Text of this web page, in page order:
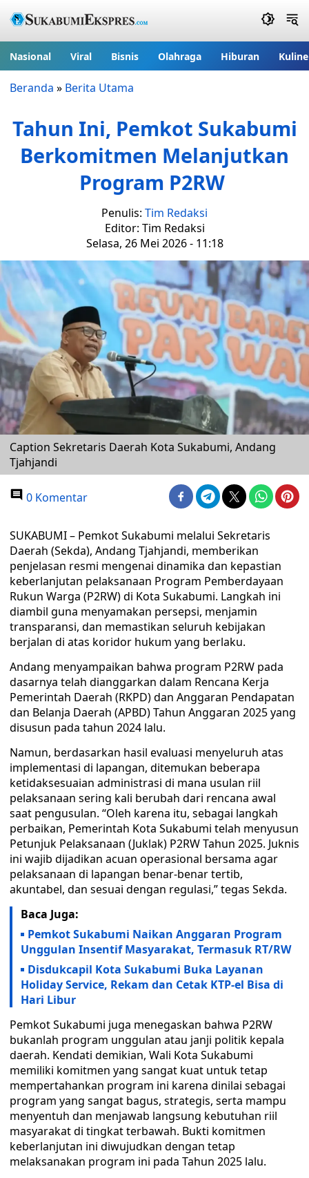
Nasional Viral Bisnis Olahraga Hiburan
Beranda » Berita Utama
Tahun Ini, Pemkot Sukabumi
Berkomitmen Melanjutkan
Program P2RW
Penulis: Tim Redaksi
Editor: Tim Redaksi
Selasa, 26 Mei 2026 - 11:18
Caption Sekretaris Daerah Kota Sukabumi, Andang
Tjahjandi
0 Komentar
SUKABUMI – Pemkot Sukabumi melalui Sekretaris
Daerah (Sekda), Andang Tjahjandi, memberikan
penjelasan resmi mengenai dinamika dan kepastian
keberlanjutan pelaksanaan Program Pemberdayaan
Rukun Warga (P2RW) di Kota Sukabumi. Langkah ini
diambil guna menyamakan persepsi, menjamin
transparansi, dan memastikan seluruh kebijakan
berjalan di atas koridor hukum yang berlaku.
Andang menyampaikan bahwa program P2RW pada
dasarnya telah dianggarkan dalam Rencana Kerja
Pemerintah Daerah (RKPD) dan Anggaran Pendapatan
dan Belanja Daerah (APBD) Tahun Anggaran 2025 yang
disusun pada tahun 2024 lalu.
Namun, berdasarkan hasil evaluasi menyeluruh atas
implementasi di lapangan, ditemukan beberapa
ketidaksesuaian administrasi di mana usulan riil
pelaksanaan sering kali berubah dari rencana awal
saat pengusulan. “Oleh karena itu, sebagai langkah
perbaikan, Pemerintah Kota Sukabumi telah menyusun
Petunjuk Pelaksanaan (Juklak) P2RW Tahun 2025. Juknis
ini wajib dijadikan acuan operasional bersama agar
pelaksanaan di lapangan benar-benar tertib,
akuntabel, dan sesuai dengan regulasi,” tegas Sekda.
Baca Juga:
Pemkot Sukabumi Naikan Anggaran Program
Unggulan Insentif Masyarakat, Termasuk RT/RW
Disdukcapil Kota Sukabumi Buka Layanan
Holiday Service, Rekam dan Cetak KTP-el Bisa di
Hari Libur
Pemkot Sukabumi juga menegaskan bahwa P2RW
bukanlah program unggulan atau janji politik kepala
daerah. Kendati demikian, Wali Kota Sukabumi
memiliki komitmen yang sangat kuat untuk tetap
mempertahankan program ini karena dinilai sebagai
program yang sangat bagus, strategis, serta mampu
menyentuh dan menjawab langsung kebutuhan riil
masyarakat di tingkat terbawah. Bukti komitmen
keberlanjutan ini diwujudkan dengan tetap
melaksanakan program ini pada Tahun 2025 lalu.